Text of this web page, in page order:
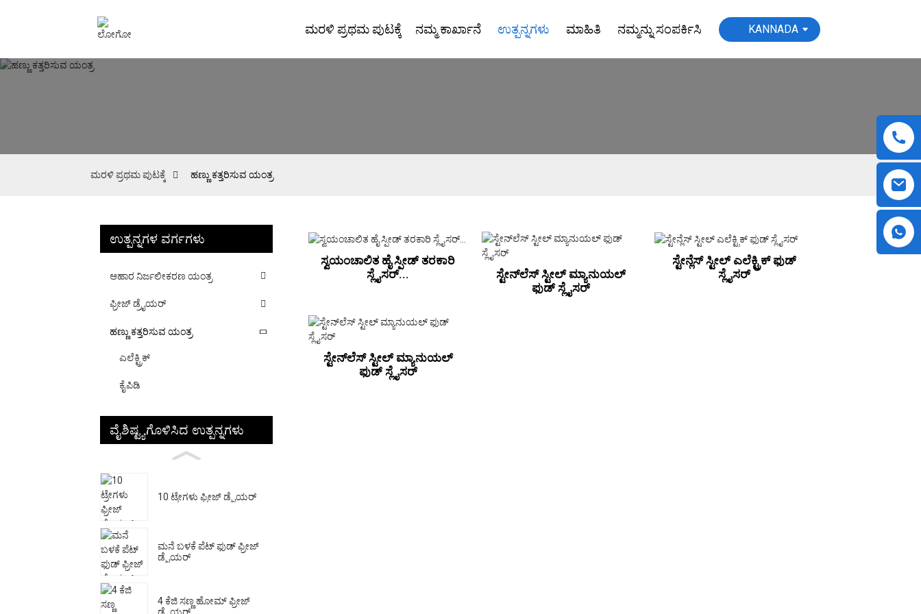
ಮರಳಿ ಪ್ರಥಮ ಪುಟಕ್ಕೆ ನಮ್ಮ ಕಾರ್ಖಾನೆ ಉತ್ಪನ್ನಗಳು ಮಾಹಿತಿ ನಮ್ಮನ್ನು ಸಂಪರ್ಕಿಸಿ KANNADA
ಮರಳಿ ಪ್ರಥಮ ಪುಟಕ್ಕೆ ಹಣ್ಣು ಕತ್ತರಿಸುವ ಯಂತ್ರ
ಉತ್ಪನ್ನಗಳ ವರ್ಗಗಳು
ಆಹಾರ ನಿರ್ಜಲೀಕರಣ ಯಂತ್ರ
ಫ್ರೀಜ್ ಡ್ರೈಯರ್
ಹಣ್ಣು ಕತ್ತರಿಸುವ ಯಂತ್ರ
ಎಲೆಕ್ಟ್ರಿಕ್
ಕೈಪಿಡಿ
ವೈಶಿಷ್ಟ್ಯಗೊಳಿಸಿದ ಉತ್ಪನ್ನಗಳು
10 ಟ್ರೇಗಳು ಫ್ರೀಜ್ ಡ್ರೈಯರ್
ಮನೆ ಬಳಕೆ ಪೆಟ್ ಫುಡ್ ಫ್ರೀಜ್
ಡ್ರೈಯರ್
4 ಕೆಜಿ ಸಣ್ಣ ಹೋಮ್ ಫ್ರೀಜ್
ಸ್ವಯಂಚಾಲಿತ ಹೈ ಸ್ಪೀಡ್ ತರಕಾರಿ
ಸ್ಲೈಸರ್...
ಸ್ಟೇನ್‌ಲೆಸ್ ಸ್ಟೀಲ್ ಮ್ಯಾನುಯಲ್
ಫುಡ್ ಸ್ಲೈಸರ್
ಸ್ಟೇನ್ಲೆಸ್ ಸ್ಟೀಲ್ ಎಲೆಕ್ಟ್ರಿಕ್ ಫುಡ್
ಸ್ಲೈಸರ್
ಸ್ಟೇನ್‌ಲೆಸ್ ಸ್ಟೀಲ್ ಮ್ಯಾನುಯಲ್
ಫುಡ್ ಸ್ಲೈಸರ್